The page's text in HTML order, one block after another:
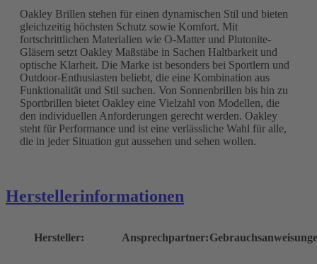
Oakley Brillen stehen für einen dynamischen Stil und bieten
gleichzeitig höchsten Schutz sowie Komfort. Mit
fortschrittlichen Materialien wie O-Matter und Plutonite-
Gläsern setzt Oakley Maßstäbe in Sachen Haltbarkeit und
optische Klarheit. Die Marke ist besonders bei Sportlern und
Outdoor-Enthusiasten beliebt, die eine Kombination aus
Funktionalität und Stil suchen. Von Sonnenbrillen bis hin zu
Sportbrillen bietet Oakley eine Vielzahl von Modellen, die
den individuellen Anforderungen gerecht werden. Oakley
steht für Performance und ist eine verlässliche Wahl für alle,
die in jeder Situation gut aussehen und sehen wollen.
Herstellerinformationen
Hersteller: Ansprechpartner: